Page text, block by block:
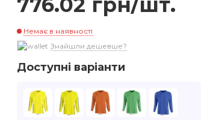
Немає в наявності
Знайшли дешевше?
Доступні варіанти